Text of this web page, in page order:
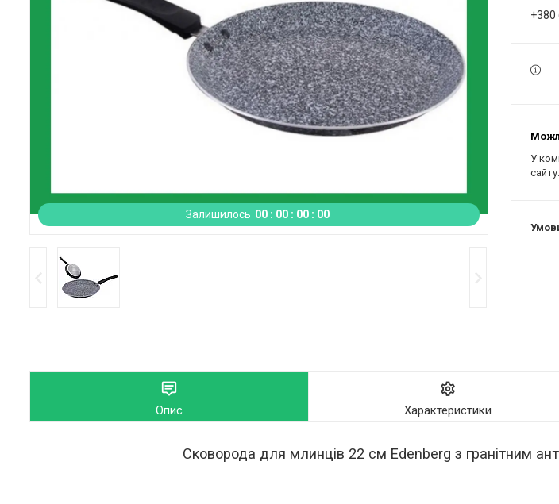
Залишилось 00 00 00 00
+380
У
сайту.
Опис Характеристики
Сковорода для млинців 22 см Edenberg з гранітним